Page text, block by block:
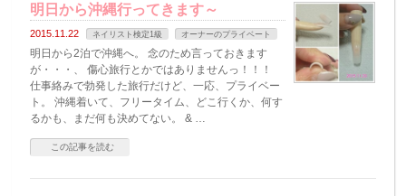
明日から沖縄行ってきます～
2015.11.22 ネイリスト検定1級 オーナーのプライベート
明日から2泊で沖縄へ。 念のため言っておきます
が・・・、 傷心旅行とかではありませんっ！！！
仕事絡みで勃発した旅行だけど、一応、プライベー
ト。 沖縄着いて、フリータイム、どこ行くか、何す
るかも、まだ何も決めてない。 & …
この記事を読む